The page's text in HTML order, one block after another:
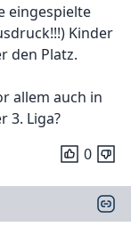
eingespielte
Kinder
den Platz.
allem auch in
3. Liga?
0